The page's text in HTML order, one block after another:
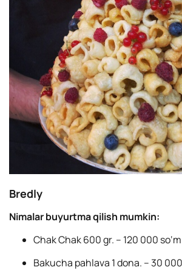
Bredly
Nimalar buyurtma qilish mumkin:
Chak Chak 600 gr. – 120 000 so‘m
Bakucha pahlava 1 dona. – 30